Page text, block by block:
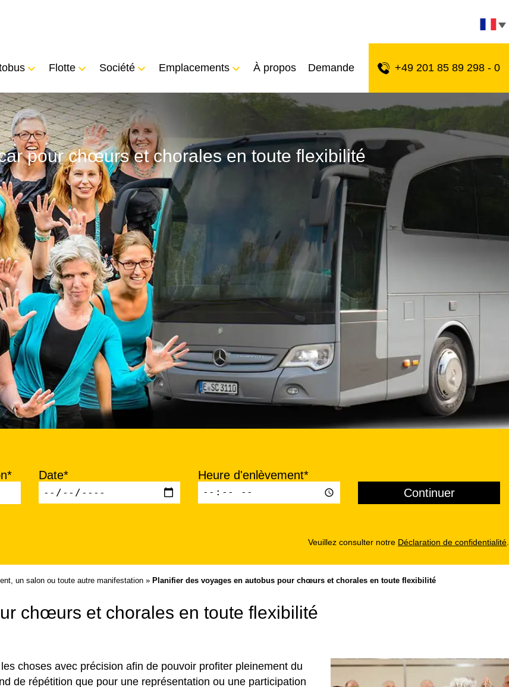
Flotte Société Emplacements À propos Demande +49 201 85 89 298 - 0
pour chœurs et chorales en toute flexibilité
Date* Heure d'enlèvement*
Veuillez consulter notre Déclaration de confidentialité
un salon ou toute autre manifestation » Planifier des voyages en autobus pour chœurs et chorales en toute flexibilité
chœurs et chorales en toute flexibilité
choses avec précision afin de pouvoir profiter pleinement du
de répétition que pour une représentation ou une participation